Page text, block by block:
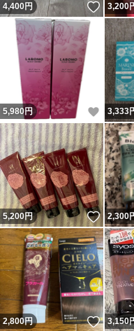
4,400円 いい
3,200
5,980円 いい
3,333
5,200円 いい
2,300
2,800円 いい
3,150